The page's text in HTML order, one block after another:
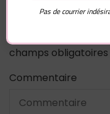
Laisser un
champs
Commentaire
Pas de courrier